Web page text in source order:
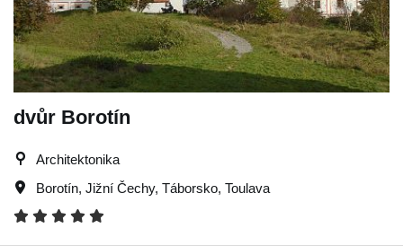
dvůr Borotín
Architektonika
Borotín, Jižní Čechy, Táborsko, Toulava